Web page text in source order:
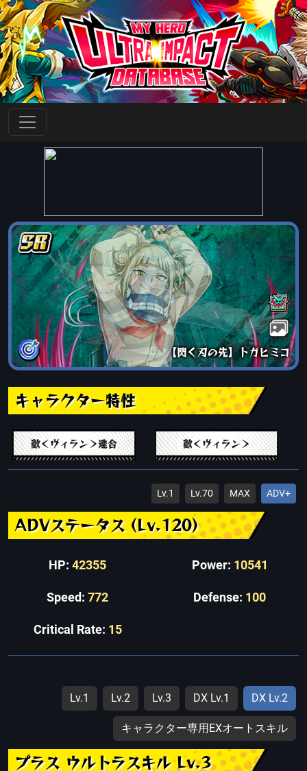
【閃く刃の先】トガヒミコ
キャラクター特性
敵＜ヴィラン＞連合 敵＜ヴィラン＞
Lv.1 Lv.70 MAX ADV+
ADVステータス (Lv.120)
HP: 42355 Power: 10541
Speed: 772 Defense: 100
Critical Rate: 15
Lv.1 Lv.2 Lv.3 DX Lv.1 DX Lv.2
キャラクター専用EXオートスキル
プラス ウルトラスキル Lv.3